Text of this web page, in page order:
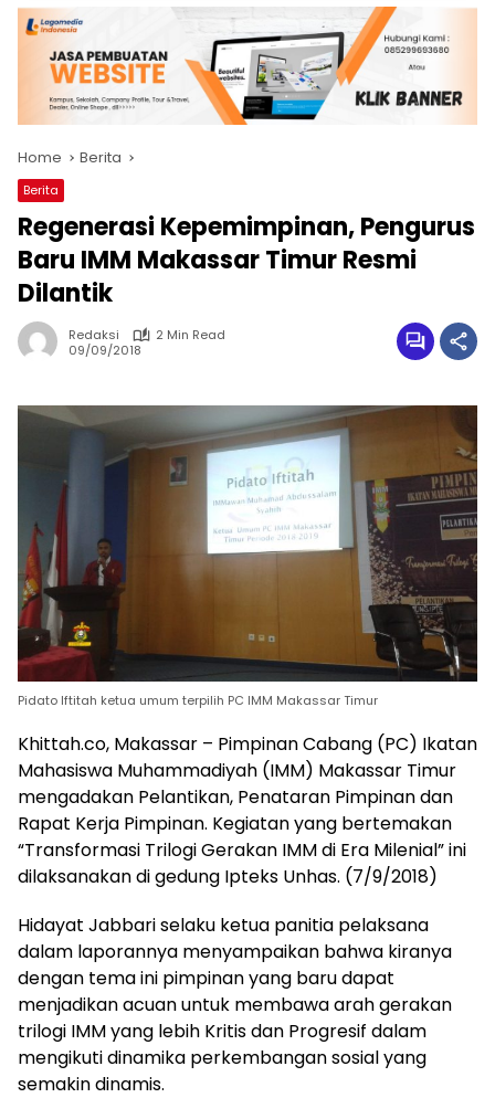
Home Berita
Berita
Regenerasi Kepemimpinan, Pengurus
Baru IMM Makassar Timur Resmi
Dilantik
Redaksi
2 Min Read
09/09/2018
Pidato Iftitah ketua umum terpilih PC IMM Makassar Timur
Khittah.co, Makassar – Pimpinan Cabang (PC) Ikatan
Mahasiswa Muhammadiyah (IMM) Makassar Timur
mengadakan Pelantikan, Penataran Pimpinan dan
Rapat Kerja Pimpinan. Kegiatan yang bertemakan
“Transformasi Trilogi Gerakan IMM di Era Milenial” ini
dilaksanakan di gedung Ipteks Unhas. (7/9/2018)
Hidayat Jabbari selaku ketua panitia pelaksana
dalam laporannya menyampaikan bahwa kiranya
dengan tema ini pimpinan yang baru dapat
menjadikan acuan untuk membawa arah gerakan
trilogi IMM yang lebih Kritis dan Progresif dalam
mengikuti dinamika perkembangan sosial yang
semakin dinamis.